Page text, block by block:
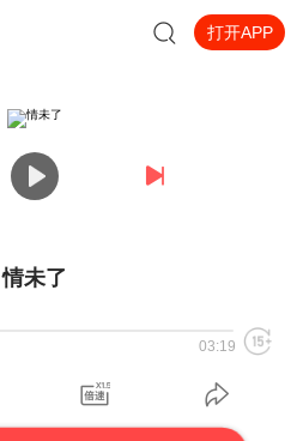
打开APP
情未了
03:19